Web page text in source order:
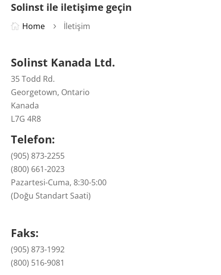
Solinst ile iletişime geçin
 Home 5 İletişim
Solinst Kanada Ltd.
35 Todd Rd.
Georgetown, Ontario
Kanada
L7G 4R8
Telefon:
(905) 873-2255
(800) 661-2023
Pazartesi-Cuma, 8:30-5:00
(Doğu Standart Saati)
Faks:
(905) 873-1992
(800) 516-9081